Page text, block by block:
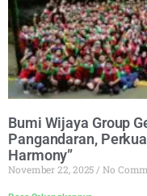
Bumi Wijaya Group
Pangandaran,
Harmony”
November 22, 2025 No